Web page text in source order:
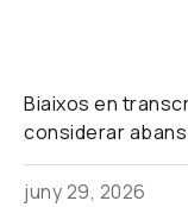
Biaixos en
considerar
juny 29, 2026